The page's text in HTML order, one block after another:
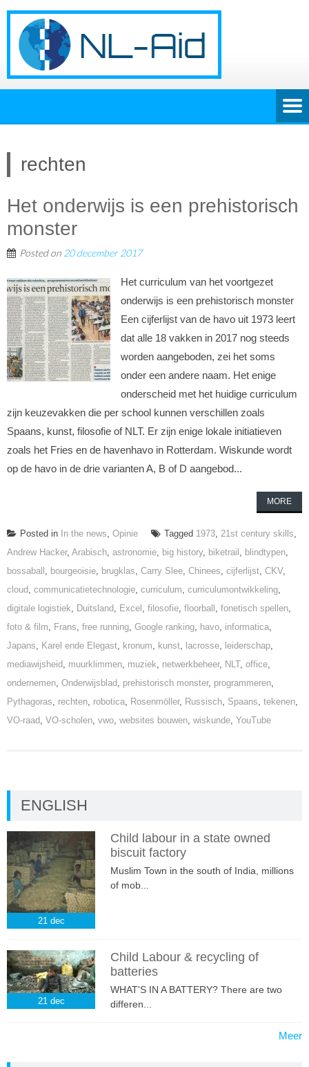
rechten
Het onderwijs is een prehistorisch
monster
Posted on 20 december 2017
Het curriculum van het voortgezet
onderwijs is een prehistorisch monster
Een cijferlijst van de havo uit 1973 leert
dat alle 18 vakken in 2017 nog steeds
worden aangeboden, zei het soms
onder een andere naam. Het enige
onderscheid met het huidige curriculum
zijn keuzevakken die per school kunnen verschillen zoals
Spaans, kunst, filosofie of NLT. Er zijn enige lokale initiatieven
zoals het Fries en de havenhavo in Rotterdam. Wiskunde wordt
op de havo in de drie varianten A, B of D aangebod...
MORE
Posted in In the news, Opinie Tagged 1973, 21st century skills,
Andrew Hacker, Arabisch, astronomie, big history, biketrail , blindtypen,
bossaball , bourgeoisie, brugklas, Carry Slee, Chinees, cijferlijst, CKV,
cloud, communicatietechnologie, curriculum, curriculumontwikkeling,
digitale logistiek, Duitsland, Excel , filosofie, floorball , fonetisch spellen,
foto & film, Frans, free running, Google ranking, havo, informatica,
Japans, Karel ende Elegast, kronum, kunst, lacrosse, leiderschap,
mediawijsheid, muurklimmen, muziek, netwerkbeheer, NLT, office,
ondernemen, Onderwijsblad, prehistorisch monster, programmeren,
Pythagoras, rechten, robotica, Rosenmöller, Russisch, Spaans, tekenen,
VO-raad, VO-scholen, vwo, websites bouwen, wiskunde, YouTube
ENGLISH
21 dec
Child labour in a state owned
biscuit factory
Muslim Town in the south of India, millions
of mob...
21 dec
Child Labour & recycling of
batteries
WHAT'S IN A BATTERY? There are two
differen...
Meer